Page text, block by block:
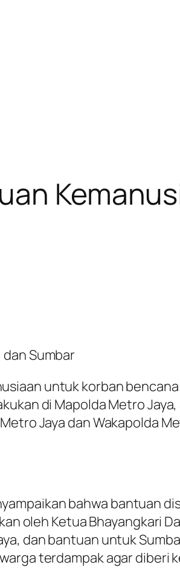
Sumbar
untuk korban
di Mapolda Metro
Jaya dan Wakapolda
bahwa bantuan
oleh Ketua Bhayangkari
dan bantuan untuk
terdampak agar diberi